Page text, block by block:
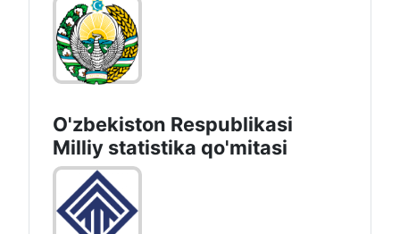
O'zbekiston Respublikasi
Milliy statistika qo'mitasi